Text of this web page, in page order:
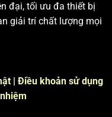
đại, tối ưu đa thiết bị
giải trí chất lượng mọi
Điều khoản sử dụng